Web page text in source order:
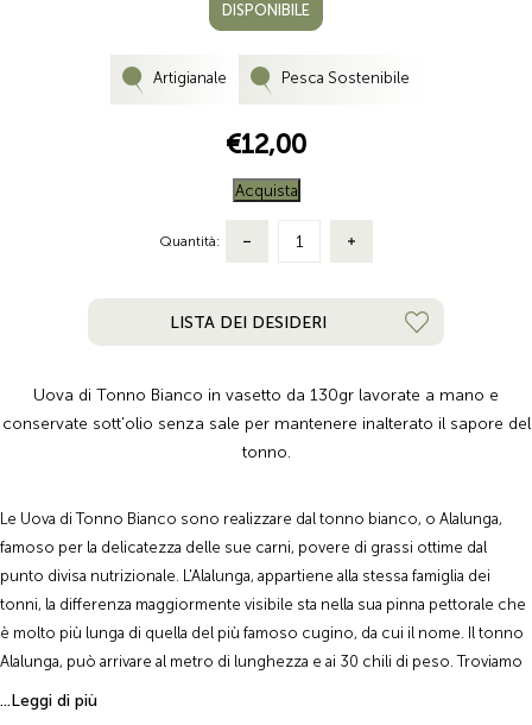
DISPONIBILE
Artigianale Pesca Sostenibile
€12,00
Acquista
Quantità:
LISTA DEI DESIDERI
Uova di Tonno Bianco in vasetto da 130gr lavorate a mano e
conservate sott'olio senza sale per mantenere inalterato il sapore del
tonno.
Le Uova di Tonno Bianco sono realizzare dal tonno bianco, o Alalunga,
famoso per la delicatezza delle sue carni, povere di grassi ottime dal
punto divisa nutrizionale. L'Alalunga, appartiene alla stessa famiglia dei
tonni, la differenza maggiormente visibile sta nella sua pinna pettorale che
è molto più lunga di quella del più famoso cugino, da cui il nome. Il tonno
Alalunga, può arrivare al metro di lunghezza e ai 30 chili di peso. Troviamo
questa specie nei mari dal clima temperato come il Mediterraneo. In Italia
...Leggi di più